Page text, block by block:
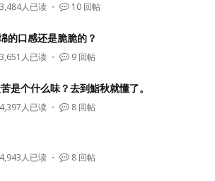
人已读 ・ 10 回帖
的口感还是脆脆的？
人已读 ・ 9 回帖
苦是个什么味？去到鮨秋就懂了。
人已读 ・ 8 回帖
人已读 ・ 8 回帖